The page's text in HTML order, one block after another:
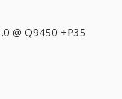
@ Q9450 +P35